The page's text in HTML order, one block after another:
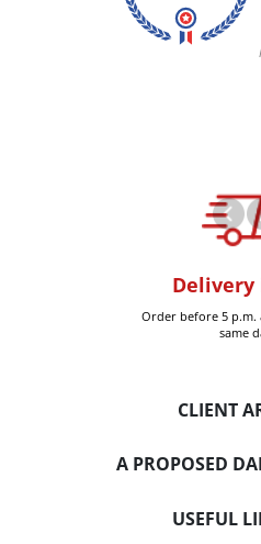
Delivery
Order before 5 p.m.
same
CLIENT
A PROPOSED
USEFUL